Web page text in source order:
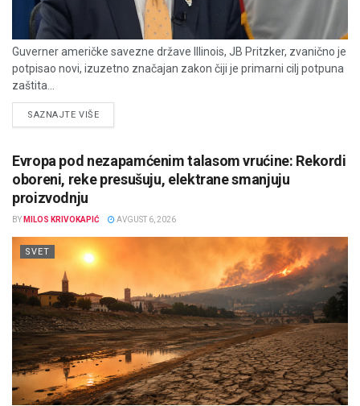
Guverner američke savezne države Illinois, JB Pritzker, zvanično je
potpisao novi, izuzetno značajan zakon čiji je primarni cilj potpuna
zaštita...
SAZNAJTE VIŠEDETAILS
Evropa pod nezapamćenim talasom vrućine: Rekordi
oboreni, reke presušuju, elektrane smanjuju
proizvodnju
BY MILOS KRIVOKAPIĆ AVGUST 6, 2026
SVET